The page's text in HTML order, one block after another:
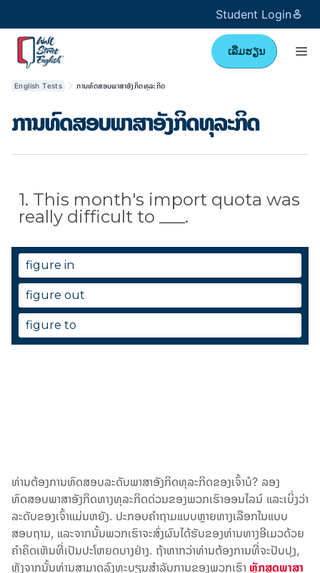
Student Login
ເລີ່ມຮຽນ
English Tests ການທົດສອບພາສາອັງກິດທຸລະກິດ
ການທົດສອບພາສາອັງກິດທຸລະກິດ
ທ່ານຕ້ອງການທົດສອບລະດັບພາສາອັງກິດທຸລະກິດຂອງເຈົ້າບໍ? ລອງ
ທົດສອບພາສາອັງກິດທາງທຸລະກິດດ່ວນຂອງພວກເຮົາອອນໄລນ໌ ແລະເບິ່ງວ່າ
ລະດັບຂອງເຈົ້າແມ່ນຫຍັງ. ປະກອບຄໍາຖາມແບບຫຼາຍທາງເລືອກໃນແບບ
ສອບຖາມ, ແລະຈາກນັ້ນພວກເຮົາຈະສົ່ງຜົນໄດ້ຮັບຂອງທ່ານທາງອີເມວດ້ວຍ
ຄໍາຄິດເຫັນທີ່ເປັນປະໂຫຍດບາງຢ່າງ. ຖ້າຫາກວ່າທ່ານຕ້ອງການທີ່ຈະປັບປຸງ,
ຫຼັງຈາກນັ້ນທ່ານສາມາດລົງທະບຽນສໍາລັບການຂອງພວກເຮົາ ຫຼັກສູດພາສາ